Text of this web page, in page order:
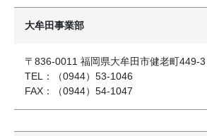
大牟田事業部
〒836-0011 福岡県大牟田市健老町449-3
TEL：（0944）53-1046
FAX：（0944）54-1047